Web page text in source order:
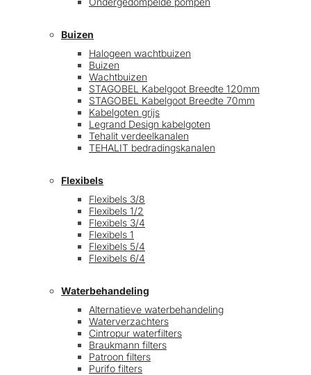
Buizen
Halogeen wachtbuizen
Buizen
Wachtbuizen
STAGOBEL Kabelgoot Breedte 120mm
STAGOBEL Kabelgoot Breedte 70mm
Kabelgoten grijs
Legrand Design kabelgoten
Tehalit verdeelkanalen
TEHALIT bedradingskanalen
Flexibels
Flexibels 3/8
Flexibels 1/2
Flexibels 3/4
Flexibels 1
Flexibels 5/4
Flexibels 6/4
Waterbehandeling
Alternatieve waterbehandeling
Waterverzachters
Cintropur waterfilters
Braukmann filters
Patroon filters
Purifo filters